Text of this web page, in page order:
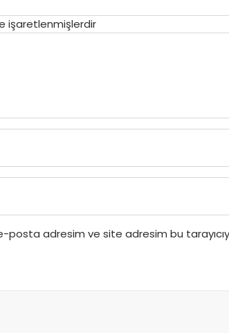
işaretlenmişlerdir
posta adresim ve site adresim bu